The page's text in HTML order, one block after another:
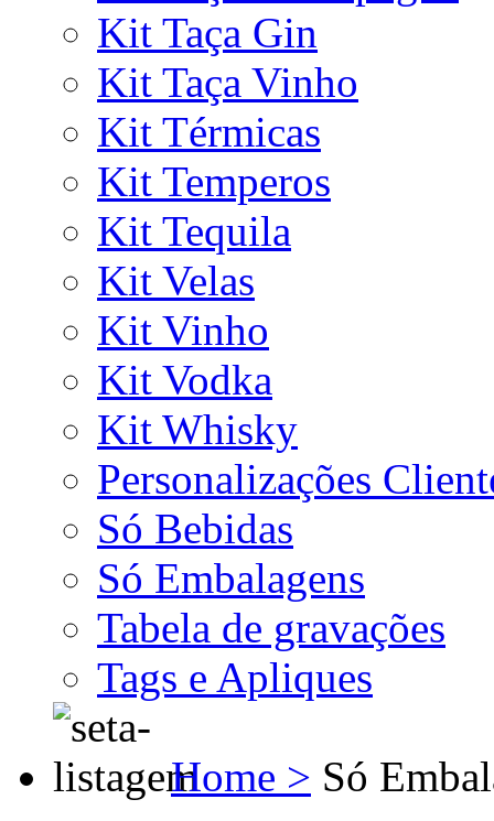
Kit Taça Gin
Kit Taça Vinho
Kit Térmicas
Kit Temperos
Kit Tequila
Kit Velas
Kit Vinho
Kit Vodka
Kit Whisky
Personalizações
Só Bebidas
Só Embalagens
Tabela de gravações
Tags e Apliques
Home > Só